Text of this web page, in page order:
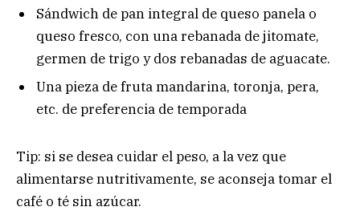
Sándwich de pan integral de queso panela o
queso fresco, con una rebanada de jitomate,
germen de trigo y dos rebanadas de aguacate.
Una pieza de fruta mandarina, toronja, pera,
etc. de preferencia de temporada
Tip: si se desea cuidar el peso, a la vez que
alimentarse nutritivamente, se aconseja tomar el
café o té sin azúcar.